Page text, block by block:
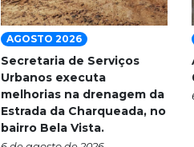
AGOSTO 2026
Secretaria de Serviços
Urbanos executa
melhorias na drenagem da
Estrada da Charqueada, no
bairro Bela Vista.